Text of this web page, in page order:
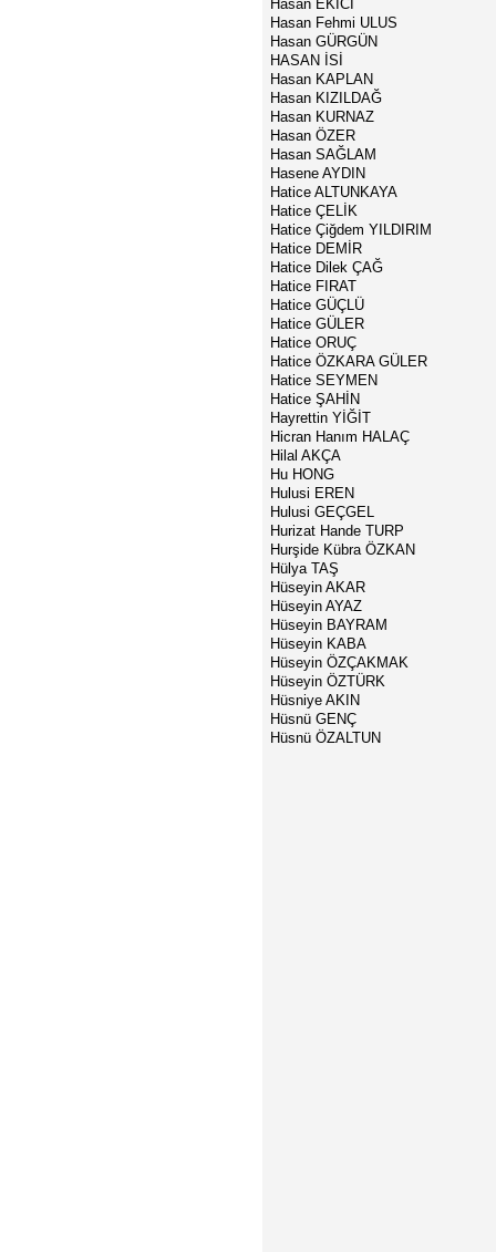
Hasan EKİCİ
Hasan Fehmi ULUS
Hasan GÜRGÜN
HASAN İSİ
Hasan KAPLAN
Hasan KIZILDAĞ
Hasan KURNAZ
Hasan ÖZER
Hasan SAĞLAM
Hasene AYDIN
Hatice ALTUNKAYA
Hatice ÇELİK
Hatice Çiğdem YILDIRIM
Hatice DEMİR
Hatice Dilek ÇAĞ
Hatice FIRAT
Hatice GÜÇLÜ
Hatice GÜLER
Hatice ORUÇ
Hatice ÖZKARA GÜLER
Hatice SEYMEN
Hatice ŞAHİN
Hayrettin YİĞİT
Hicran Hanım HALAÇ
Hilal AKÇA
Hu HONG
Hulusi EREN
Hulusi GEÇGEL
Hurizat Hande TURP
Hurşide Kübra ÖZKAN
Hülya TAŞ
Hüseyin AKAR
Hüseyin AYAZ
Hüseyin BAYRAM
Hüseyin KABA
Hüseyin ÖZÇAKMAK
Hüseyin ÖZTÜRK
Hüsniye AKIN
Hüsnü GENÇ
Hüsnü ÖZALTUN